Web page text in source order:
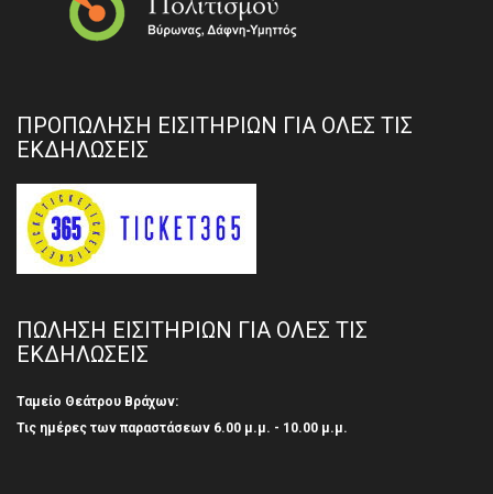
ΠΡΟΠΩΛΗΣΗ ΕΙΣΙΤΗΡΙΩΝ ΓΙΑ ΟΛΕΣ ΤΙΣ
ΕΚΔΗΛΩΣΕΙΣ
ΠΩΛΗΣΗ ΕΙΣΙΤΗΡΙΩΝ ΓΙΑ ΟΛΕΣ ΤΙΣ
ΕΚΔΗΛΩΣΕΙΣ
Ταμείο Θεάτρου Βράχων:
Τις ημέρες των παραστάσεων 6.00 μ.μ. - 10.00 μ.μ.